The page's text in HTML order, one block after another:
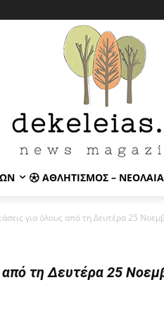
ΑΘΛΗΤΙΣΜΌΣ – ΝΕΟΛΑΊΑ
για όλους από τη Δευτέρα 25
τη Δευτέρα 25